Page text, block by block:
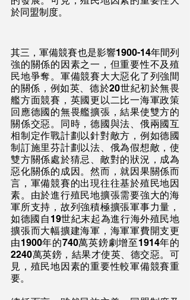
於同盟制度。
其三，軍備競賽也是影響1900-14年間列
強的關係的因素之一，但重要性不及殖
民地爭奪。軍備競賽大大惡化了列強間
的關係，例如英、德於20世紀初於無畏
艦方面競賽，英國更以二比一海軍政策
回應德國的無畏艦擴張，結果使雙方的
關係交惡。同時，德國與法、俄兩國互
相制定作戰計劃以針對敵方，例如德國
制訂施里芬計劃以法、俄為假想敵，使
雙方關係處於猜忌、敵對的狀況，成為
惡化關係的成因。然而，就因果關係而
言，軍備競賽的出現往往基於殖民地因
素。由於進行殖民地擴張需要強大的海
軍所支持，故列強積極擴張軍事力量，
如德國自19世紀末起為進行海外殖民地
擴張而大幅擴建海軍，海軍軍費開支更
由1900年的740萬英鎊劇增至1914年的
2240萬英鎊，結果才使英、德交惡。可
見，殖民地因素的重要性較軍備競賽重
要。